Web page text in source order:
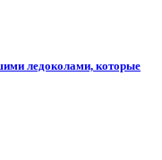
ледоколами, которые